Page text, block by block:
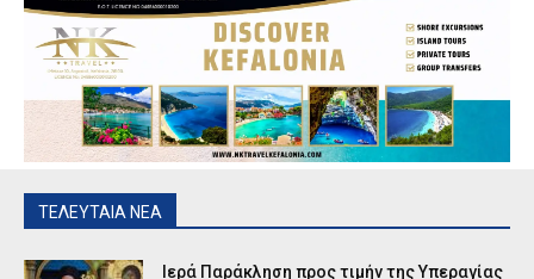
ΤΕΛΕΥΤΑΙΑ ΝΕΑ
Ιερά Παράκληση προς τιμήν της Υπεραγίας